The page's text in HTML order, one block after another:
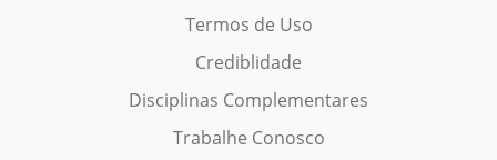
Termos de Uso
Crediblidade
Disciplinas Complementares
Trabalhe Conosco